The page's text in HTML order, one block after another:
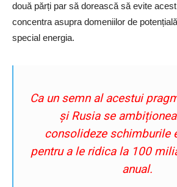
două părți par să dorească să evite
concentra asupra domeniilor de
special energia.
Ca un semn al acestui
și Rusia se
consolideze schimburile
pentru a le ridica la 100
anual.